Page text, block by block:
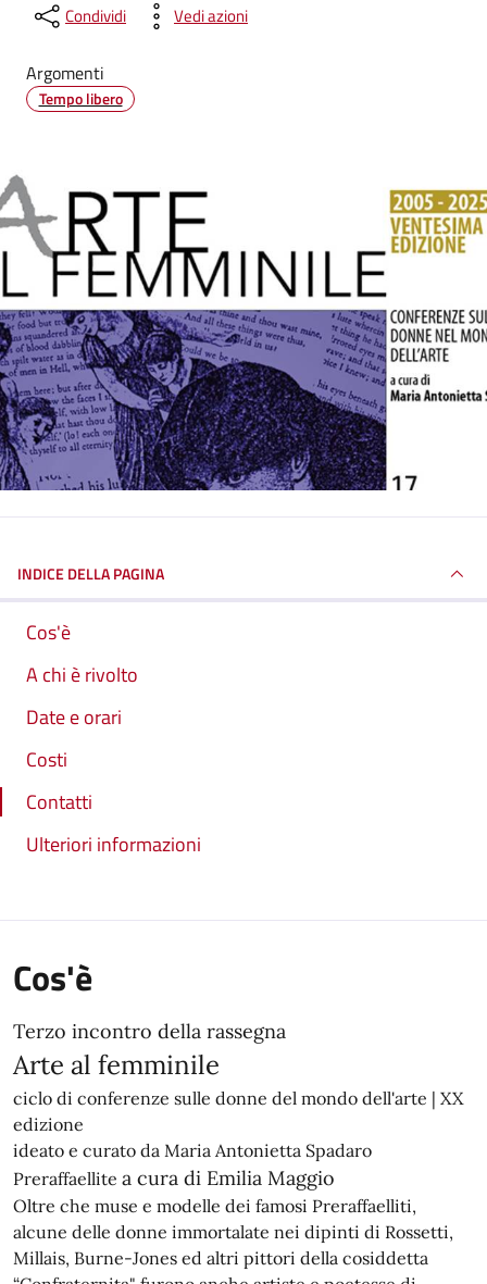
Condividi Vedi azioni
Argomenti
Tempo libero
INDICE DELLA PAGINA
Cos'è
A chi è rivolto
Date e orari
Costi
Contatti
Ulteriori informazioni
Cos'è
Terzo incontro della rassegna
Arte al femminile
ciclo di conferenze sulle donne del mondo dell'arte | XX
edizione
ideato e curato da Maria Antonietta Spadaro
Preraffaellite a cura di Emilia Maggio
Oltre che muse e modelle dei famosi Preraffaelliti,
alcune delle donne immortalate nei dipinti di Rossetti,
Millais, Burne-Jones ed altri pittori della cosiddetta